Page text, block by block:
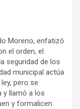
Moreno, enfatizó
el orden, el
seguridad de los
municipal actúa
pero se
y llamó a los
y formalicen